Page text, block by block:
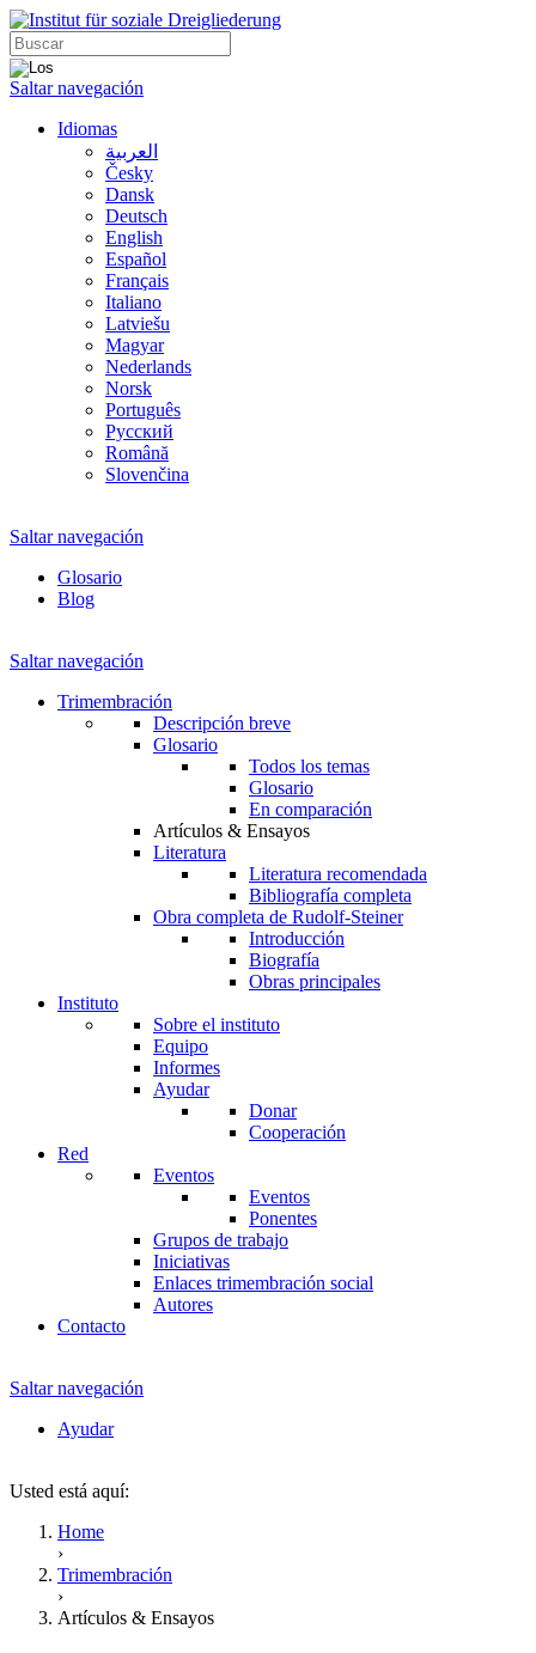
Saltar navegación
Idiomas
العربية
Česky
Dansk
Deutsch
English
Español
Français
Italiano
Latviešu
Magyar
Nederlands
Norsk
Português
Русский
Română
Slovenčina
Saltar navegación
Glosario
Blog
Saltar navegación
Trimembración
Descripción breve
Glosario
Todos los temas
Glosario
En comparación
Artículos & Ensayos
Literatura
Literatura recomendada
Bibliografía completa
Obra completa de Rudolf-Steiner
Introducción
Biografía
Obras principales
Instituto
Sobre el instituto
Equipo
Informes
Ayudar
Donar
Cooperación
Red
Eventos
Eventos
Ponentes
Grupos de trabajo
Iniciativas
Enlaces trimembración social
Autores
Contacto
Saltar navegación
Ayudar
Usted está aquí:
Home
›
Trimembración
›
Artículos & Ensayos